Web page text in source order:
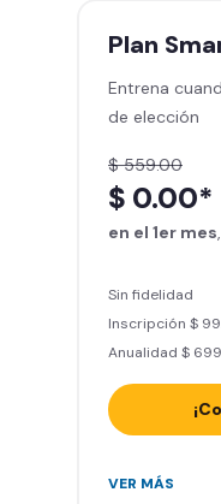
Sillones
Smart Fit
Smart Fit
línea) en
Acceso a
Plan
Entrena
de elección
$ 559.00
$ 0.00*
en el 1er mes
Sin fidelidad
Inscripción $
Anualidad $
Acceso
VER MÁS